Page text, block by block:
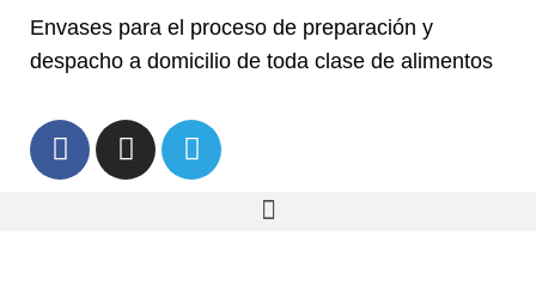
Envases para el proceso de preparación y
despacho a domicilio de toda clase de alimentos